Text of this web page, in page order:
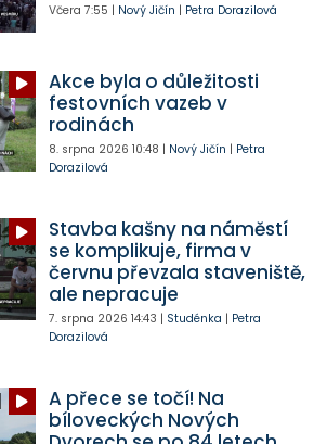
Včera 7:55 | Nový Jičín | Petra Dorazilová
Akce byla o důležitosti
festovních vazeb v
rodinách
8. srpna 2026 10:48 | Nový Jičín | Petra
Dorazilová
Stavba kašny na náměstí
se komplikuje, firma v
červnu převzala staveniště,
ale nepracuje
7. srpna 2026 14:43 | Studénka | Petra
Dorazilová
A přece se točí! Na
bíloveckých Nových